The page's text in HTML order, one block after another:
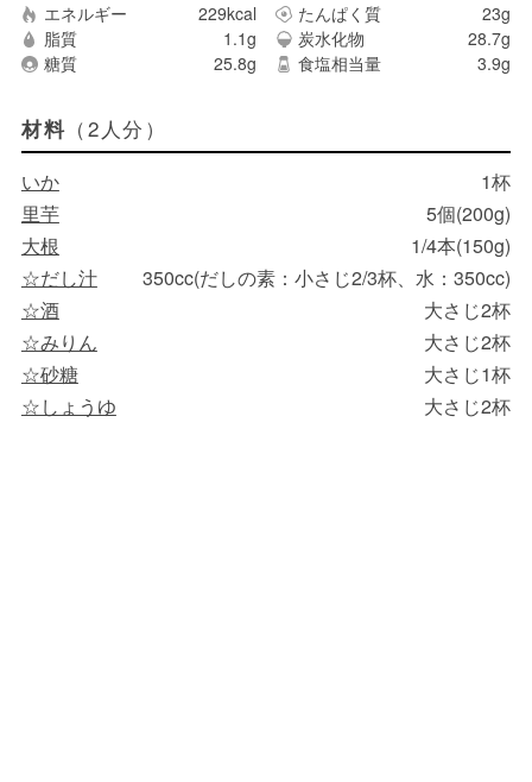
エネルギー 229kcal たんぱく質
23g
脂質
1.1g 炭水化物
28.7g
糖質
25.8g 食塩相当量 3.9g
材料 （2人分）
いか
1杯
里芋
5個(200g)
大根
1/4本(150g)
☆だし汁
350cc(だしの素：小さじ2/3杯、水：350cc)
☆酒
大さじ2杯
☆みりん
大さじ2杯
☆砂糖
大さじ1杯
☆しょうゆ
大さじ2杯